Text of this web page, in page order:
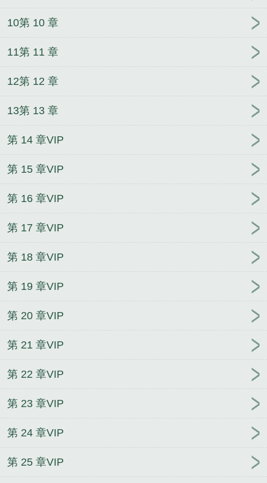
10第 10 章
11第 11 章
12第 12 章
13第 13 章
第 14 章VIP
第 15 章VIP
第 16 章VIP
第 17 章VIP
第 18 章VIP
第 19 章VIP
第 20 章VIP
第 21 章VIP
第 22 章VIP
第 23 章VIP
第 24 章VIP
第 25 章VIP